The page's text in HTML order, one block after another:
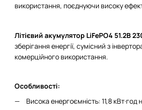
використання, поєднуючи високу
Літієвий акумулятор LiFePO4 51.2В
зберігання енергії, сумісний з
комерційного використання.
Особливості:
Висока енергоємність: 11,8 кВт·год